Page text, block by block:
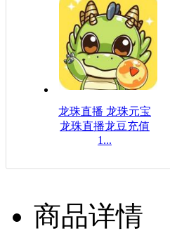
龙珠直播 龙珠元宝
龙珠直播龙豆充值
1...
商品详情